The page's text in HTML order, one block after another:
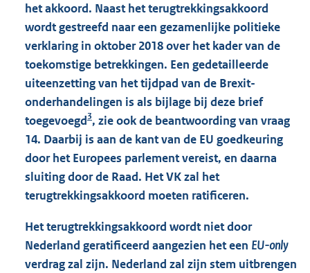
het akkoord. Naast het terugtrekkingsakkoord
wordt gestreefd naar een gezamenlijke politieke
verklaring in oktober 2018 over het kader van de
toekomstige betrekkingen. Een gedetailleerde
uiteenzetting van het tijdpad van de Brexit-
onderhandelingen is als bijlage bij deze brief
toegevoegd3, zie ook de beantwoording van vraag
14. Daarbij is aan de kant van de EU goedkeuring
door het Europees parlement vereist, en daarna
sluiting door de Raad. Het VK zal het
terugtrekkingsakkoord moeten ratificeren.
Het terugtrekkingsakkoord wordt niet door
Nederland geratificeerd aangezien het een EU-only
verdrag zal zijn. Nederland zal zijn stem uitbrengen